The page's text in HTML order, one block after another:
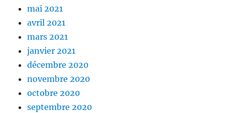
mai 2021
avril 2021
mars 2021
janvier 2021
décembre 2020
novembre 2020
octobre 2020
septembre 2020